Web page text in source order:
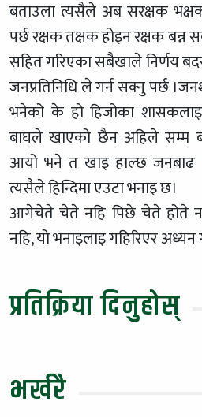
बताउला त्यसैले अब सरक्षक
पर्छ रक्षक तक्षक होइन रक्षक बन्न
सहित गरिएका सबैखाले निर्णय
जनप्रतिनिधि ले गर्न सक्नु पर्छ
भनेको के हो हिजोका
बाघले खाएको छैन अहिले सम्म
आयो भने त खाइ हाल्छ
त्यसैले हिन्दिमा एउटा भनाइ छ।
आगेचेते चेते नहि पिछे चेते होते
नहि, यो भनाइलाइ गहिरिएर अध्यन
प्रतिक्रिया दिनुहोस्
भर्खरै